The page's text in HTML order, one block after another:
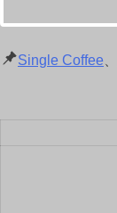
Single Coffee